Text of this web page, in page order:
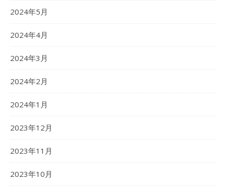
2024年5月
2024年4月
2024年3月
2024年2月
2024年1月
2023年12月
2023年11月
2023年10月